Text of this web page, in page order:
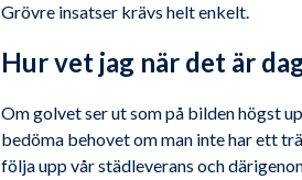
Grövre insatser krävs helt enkelt.
Hur vet jag när det är
Om golvet ser ut som på bilden högst
bedöma behovet om man inte har ett
följa upp vår städleverans och